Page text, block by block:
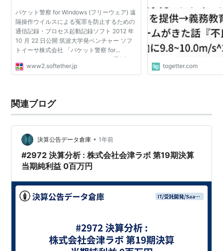
パケット警察 for Windows (フリーウェア) 遠
隔操作ウイルスによる冤罪を防止するための
通信記録・プロセス起動記録ソフト 2012 年
10 月 22 日公開 筑波大学発ベンチャー ソフ
トイーサ株式会社 「パケット警察 for
Windows」は、あなたのパソコンの通信記録
やソフトウェアの起動記録を見張り、自動的
www2.softether.jp
けている』
togetter.com
関連ブログ
決算公告データ倉庫 • 1年前
#2972 決算分析 : 株式会社会津ラボ 第19期決算
当期純利益 0百万円